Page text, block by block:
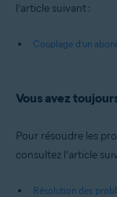
l’article suivant :
Couplage d’un
Vous avez
Pour résoudre les
consultez l’article
Résolution des